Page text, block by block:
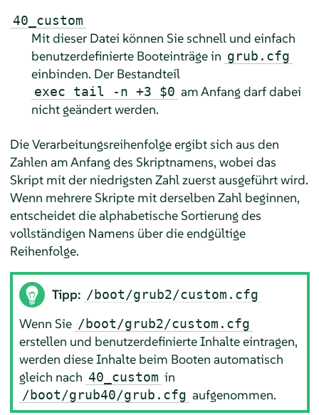
40_custom
Mit dieser Datei können Sie schnell und einfach
benutzerdefinierte Booteinträge in grub.cfg
einbinden. Der Bestandteil
exec tail -n +3 $0 am Anfang darf dabei
nicht geändert werden.
Die Verarbeitungsreihenfolge ergibt sich aus den
Zahlen am Anfang des Skriptnamens, wobei das
Skript mit der niedrigsten Zahl zuerst ausgeführt wird.
Wenn mehrere Skripte mit derselben Zahl beginnen,
entscheidet die alphabetische Sortierung des
vollständigen Namens über die endgültige
Reihenfolge.
Tipp: /boot/grub2/custom.cfg
Wenn Sie /boot/grub2/custom.cfg
erstellen und benutzerdefinierte Inhalte eintragen,
werden diese Inhalte beim Booten automatisch
gleich nach 40_custom in
/boot/grub40/grub.cfg aufgenommen.